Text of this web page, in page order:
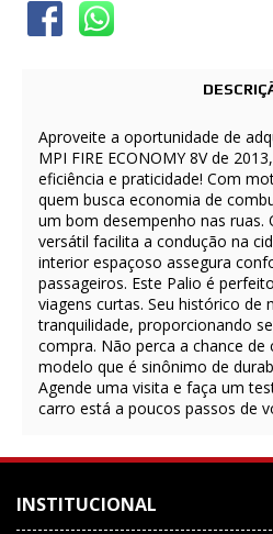
Aproveite a oportunidade de
MPI FIRE ECONOMY 8V de
eficiência e praticidade! Com
quem busca economia de
um bom desempenho nas ruas.
versátil facilita a condução na
interior espaçoso assegura
passageiros. Este Palio é
viagens curtas. Seu histórico de
tranquilidade, proporcionando
compra. Não perca a chance
modelo que é sinônimo de
Agende uma visita e faça um
carro está a poucos passos de
INSTITUCIONAL